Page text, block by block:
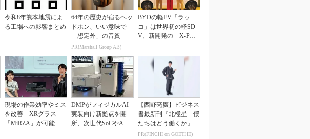
令和8年熊本地震によ
る工場への影響まとめ
64年の歴史が宿るヘッ
ドホン、いい意味で
「想定外」の音質
PR(Marshall Group AB)
BYDの軽EV「ラッ
コ」は世界初の軽SD
V、新開発の「X-PAC
現場の作業効率やミス
を改善 XRグラス
「MiRZA」が可能に
DMPがフィジカルAI
実装向け新拠点を開
所、次世代SoCやAM
【西野亮廣】ビジネス
書最新刊『北極星 僕
たちはどう働くか』
PR(FINCHI on GOETHE)